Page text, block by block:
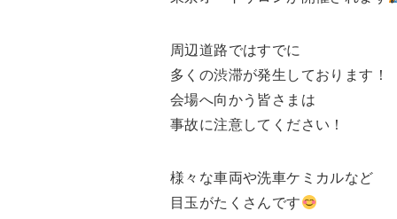
周辺道路ではすでに
多くの渋滞が発生しております！
会場へ向かう皆さまは
事故に注意してください！
様々な車両や洗車ケミカルなど
目玉がたくさんです